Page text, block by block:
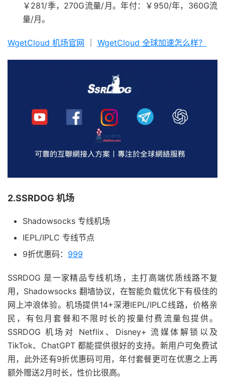
￥281/季，270G流量/月。年付：￥950/年，360G流
量/月。
WgetCloud 机场官网 WgetCloud 全球加速怎么样？
2.SSRDOG 机场
Shadowsocks 专线机场
IEPL/IPLC 专线节点
9折优惠码： 999
SSRDOG 是一家精品专线机场，主打高端优质线路不复
用，Shadowsocks 翻墙协议，在智能负载优化下有极佳的
网上冲浪体验。机场提供14+深港IEPL/IPLC线路，价格亲
民，有包月套餐和不限时长的按量付费流量包提供。
SSRDOG 机场对 Netflix、Disney+ 流媒体解锁以及
TikTok、ChatGPT 都能提供很好的支持。新用户可免费试
用，此外还有9折优惠码可用，年付套餐更可在优惠之上再
额外赠送2月时长，性价比很高。